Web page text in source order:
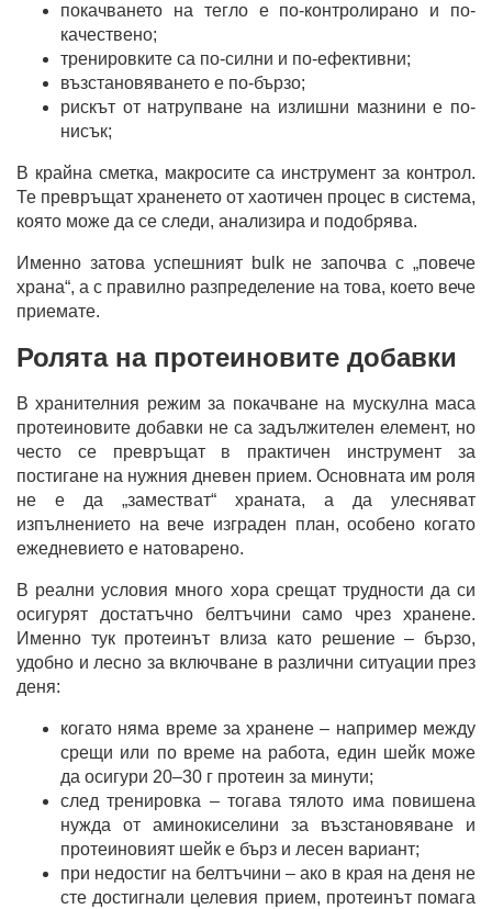
покачването на тегло е по-контролирано и по-
качествено;
тренировките са по-силни и по-ефективни;
възстановяването е по-бързо;
рискът от натрупване на излишни мазнини е по-
нисък;
В крайна сметка, макросите са инструмент за контрол.
Те превръщат храненето от хаотичен процес в система,
която може да се следи, анализира и подобрява.
Именно затова успешният bulk не започва с „повече
храна“, а с правилно разпределение на това, което вече
приемате.
Ролята на протеиновите добавки
В хранителния режим за покачване на мускулна маса
протеиновите добавки не са задължителен елемент, но
често се превръщат в практичен инструмент за
постигане на нужния дневен прием. Основната им роля
не е да „заместват“ храната, а да улесняват
изпълнението на вече изграден план, особено когато
ежедневието е натоварено.
В реални условия много хора срещат трудности да си
осигурят достатъчно белтъчини само чрез хранене.
Именно тук протеинът влиза като решение – бързо,
удобно и лесно за включване в различни ситуации през
деня:
когато няма време за хранене – например между
срещи или по време на работа, един шейк може
да осигури 20–30 г протеин за минути;
след тренировка – тогава тялото има повишена
нужда от аминокиселини за възстановяване и
протеиновият шейк е бърз и лесен вариант;
при недостиг на белтъчини – ако в края на деня не
сте достигнали целевия прием, протеинът помага